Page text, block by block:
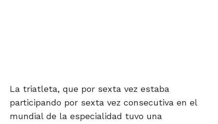
La triatleta, que por sexta vez estaba
participando por sexta vez consecutiva en el
mundial de la especialidad tuvo una